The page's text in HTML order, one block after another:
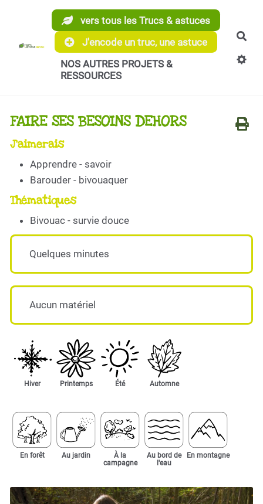
Aller au contenu principal
vers tous les Trucs & astuces
J'encode un truc, une astuce
NOS AUTRES PROJETS &
RESSOURCES
FAIRE SES BESOINS DEHORS
J'aimerais
Apprendre - savoir
Barouder - bivouaquer
Thématiques
Bivouac - survie douce
Quelques minutes
Aucun matériel
Hiver Printemps Été Automne
En forêt Au jardin
À la
campagne
Au bord de
l'eau
En montagne